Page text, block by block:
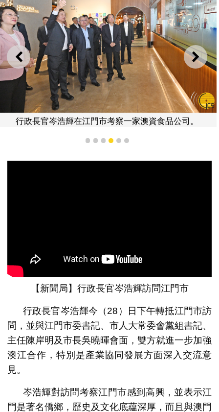
上一則 下一
行政長官岑浩輝在江門市考察一家澳資食品公司。
1 2 3 4 5 6
【新聞局】行政長官岑浩輝訪問江門市
行政長官岑浩輝今（28）日下午轉抵江門市訪
問，並與江門市委書記、市人大常委會黨組書記、
主任陳岸明及市長吳曉暉會面，雙方就進一步加強
澳江合作，特別是產業協同發展方面深入交流意
見。
岑浩輝對訪問考察江門市感到高興，並表示江
門是著名僑鄉，歷史及文化底藴深厚，而且與澳門